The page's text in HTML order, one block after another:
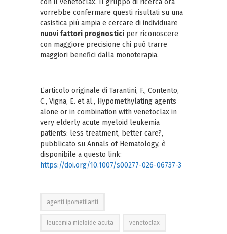
con il venetoclax. Il gruppo di ricerca ora
vorrebbe confermare questi risultati su una
casistica più ampia e cercare di individuare
nuovi fattori prognostici per riconoscere
con maggiore precisione chi può trarre
maggiori benefici dalla monoterapia.
L’articolo originale di Tarantini, F., Contento,
C., Vigna, E. et al., Hypomethylating agents
alone or in combination with venetoclax in
very elderly acute myeloid leukemia
patients: less treatment, better care?,
pubblicato su Annals of Hematology, è
disponibile a questo link:
https://doi.org/10.1007/s00277-026-06737-3
agenti ipometilanti
leucemia mieloide acuta venetoclax